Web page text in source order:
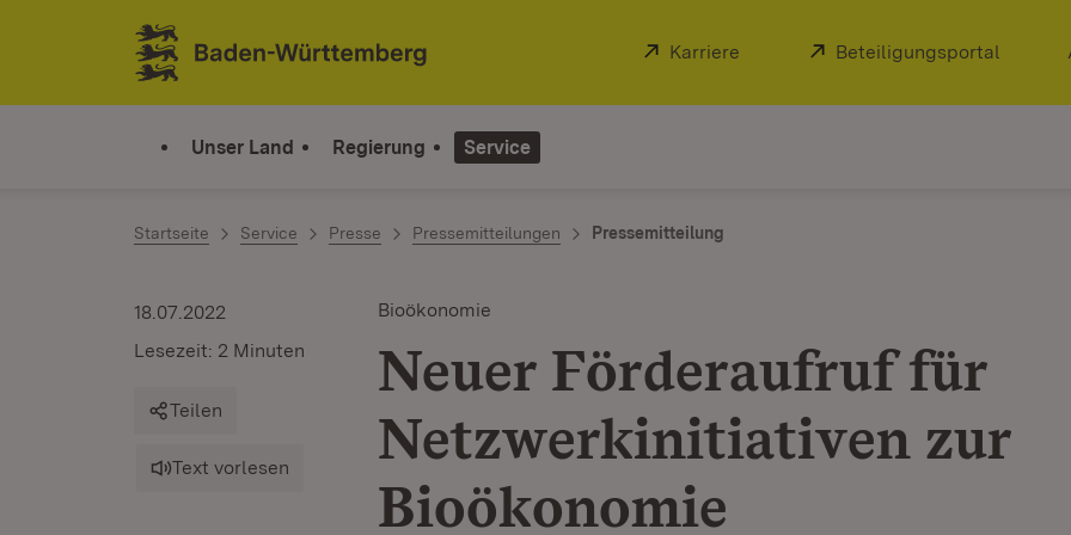
Zum Inhalt springen
Link zur Startseite
Extern:
Karriere (Öffnet in neuem Fenster)
Extern:
Beteiligungsportal
Unser Land Regierung Service
Startseite Service Presse Pressemitteilungen Pressemitteilung
Bioökonomie
Neuer Förderaufruf für
Netzwerkinitiativen zur
Bioökonomie
18.07.2022
Lesezeit: 2 Minuten
Teilen
Text vorlesen